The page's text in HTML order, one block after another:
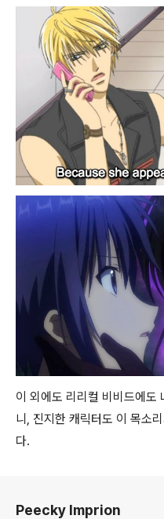
이 외에도 리리컬 비비드에도
니, 진지한 캐릭터도 이 목소
다.
Peecky Imprion